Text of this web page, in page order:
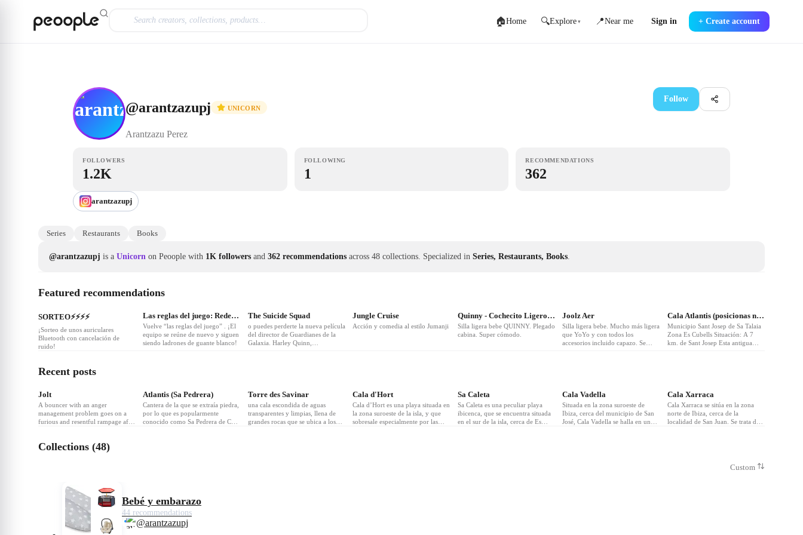
🏠Home 🔍Explore ▾ 📍Near me Sign in + Create account
@arantzazupj UNICORN
Arantzazu Perez
Follow
FOLLOWERS
1.2K
FOLLOWING
1
RECOMMENDATIONS
362
arantzazupj
Series Restaurants Books
@arantzazupj is a Unicorn on Peoople with 1K followers and 362 recommendations across 48 collections. Specialized in Series, Restaurants, Books.
Featured recommendations
❤27
SORTEO⚡️⚡️⚡️⚡️
¡Sorteo de unos auriculares
Bluetooth con cancelación de
ruido!
❤8
Las reglas del juego: Redención (Leverage: Redemption)
Vuelve “las reglas del juego” . ¡El
equipo se reúne de nuevo y siguen
siendo ladrones de guante blanco!
The Suicide Squad
o puedes perderte la nueva película
del director de Guardianes de la
Galaxia. Harley Quinn,
Jungle Cruise
Acción y comedia al estilo Jumanji
Quinny - Cochecito Ligero Y Compacto Reclinable
Silla ligera bebe QUINNY. Plegado
cabina. Super cómodo.
Joolz Aer
Silla ligera bebe. Mucho más ligera
que YoYo y con todos los
accesorios incluido capazo. Se
Cala Atlantis (posicionas naturales)
Municipio Sant Josep de Sa Talaia
Zona Es Cubells Situación: A 7
km. de Sant Josep Esta antigua
aficionados al senderismo.
Recent posts
❤3
Jolt
A bouncer with an anger
management problem goes on a
furious and resentful rampage after
Atlantis (Sa Pedrera)
Cantera de la que se extraía piedra,
por lo que es popularmente
conocido como Sa Pedrera de Cala
Torre des Savinar
una cala escondida de aguas
transparentes y limpias, llena de
grandes rocas que se ubica a los
Cala d'Hort
Cala d’Hort es una playa situada en
la zona suroeste de la isla, y que
sobresale especialmente por las
Sa Caleta
Sa Caleta es una peculiar playa
ibicenca, que se encuentra situada
en el sur de la isla, cerca de Es
Cala Vadella
Situada en la zona suroeste de
Ibiza, cerca del municipio de San
José, Cala Vadella se halla en un
Cala Xarraca
Cala Xarraca se sitúa en la zona
norte de Ibiza, cerca de la
localidad de San Juan. Se trata de
en la que es muy abundante la
posidonia, que se acumula en la
Collections (48)
Custom
Bebé y embarazo
44 recommendations
@arantzazupj